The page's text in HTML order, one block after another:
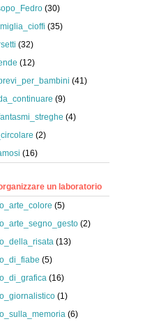
(30)
(35)
(32)
(12)
(41)
(9)
(4)
(2)
(16)
un laboratorio
(5)
(2)
(13)
(5)
(16)
(1)
(6)